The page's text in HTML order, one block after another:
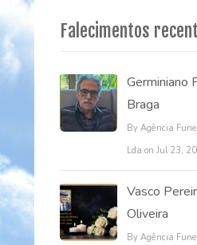
Falecimentos
Germiniano
Braga
By Agência
Lda on Jul 23,
Vasco
Oliveira
By Agência